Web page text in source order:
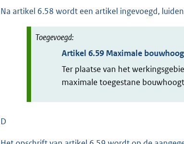
Na artikel 6.58 wordt een artikel ingevoegd,
Artikel 6.59 Maximale
Ter plaatse van het
maximale toegestane
D